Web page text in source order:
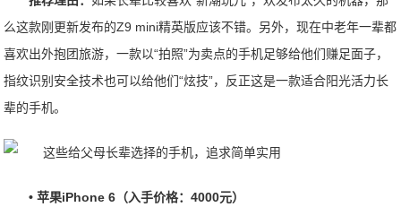
么这款刚更新发布的Z9 mini精英版应该不错。另外，现在中老年一辈都
喜欢出外抱团旅游，一款以“拍照”为卖点的手机足够给他们赚足面子，
指纹识别安全技术也可以给他们“炫技”，反正这是一款适合阳光活力长
辈的手机。
• 苹果iPhone 6（入手价格：4000元）